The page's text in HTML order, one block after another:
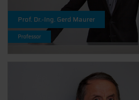
Prof. Dr.-Ing. Gerd Maurer
Professor